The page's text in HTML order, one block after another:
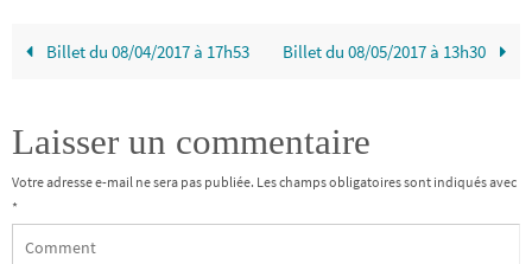
Billet du 08/04/2017 à 17h53 Billet du 08/05/2017 à 13h30
Laisser un commentaire
Votre adresse e-mail ne sera pas publiée. Les champs obligatoires sont indiqués avec
*